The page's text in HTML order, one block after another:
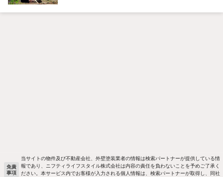
免責
事項
当サイトの物件及び不動産会社、外壁塗装業者の情報は検索パートナーが提供している情
報であり、ニフティライフスタイル株式会社は内容の責任を負わないことを予めご了承く
ださい。本サービス内でお客様が入力される個人情報は、検索パートナーが取得し、同社